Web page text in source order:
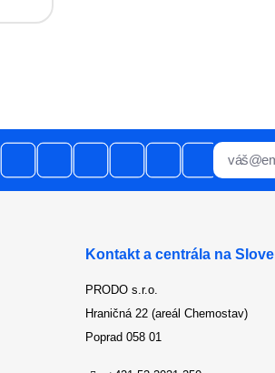
Kontakt a centrála na
PRODO s.r.o.
Hraničná 22 (areál Chemostav)
Poprad 058 01